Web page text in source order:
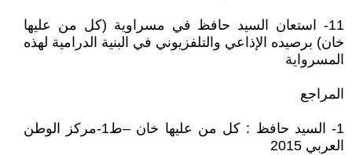
11- استعان السيد حافظ في مسراوية (كل من عليها
خان) برصيده الإذاعي والتلفزيوني في البنية الدرامية لهذه
المسرواية
المراجع
1- السيد حافظ : كل من عليها خان –ط1-مركز الوطن
العربي 2015